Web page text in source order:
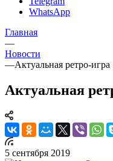
WhatsApp
Главная
—
Новости
—Актуальная ретро-
Актуальная
5 сентября 2019